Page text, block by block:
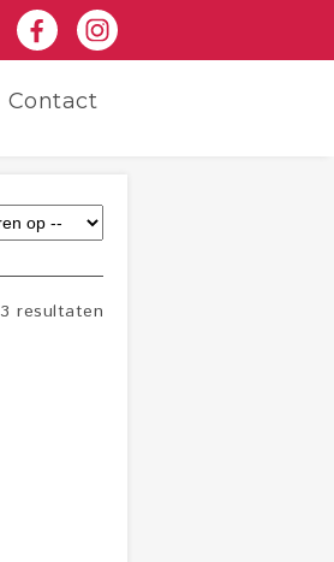
Contact
3 resultaten